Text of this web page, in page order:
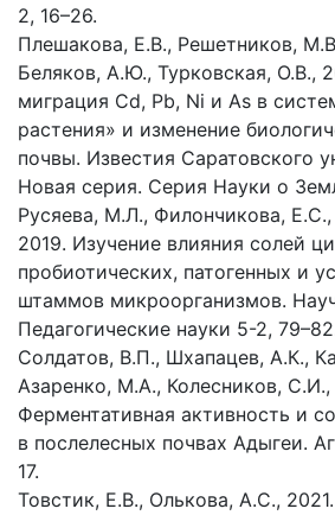
2, 16–26.
Плешакова, Е.В., Решетников,
Беляков, А.Ю., Турковская, О.В.,
миграция Cd, Pb, Ni и As в
растения» и изменение
почвы. Известия Саратовского
Новая серия. Серия Науки о
Русяева, М.Л., Филончикова,
2019. Изучение влияния солей
пробиотических, патогенных и
штаммов микроорганизмов.
Педагогические науки 5-2,
Солдатов, В.П., Шхапацев, А.К.,
Азаренко, М.А., Колесников,
Ферментативная активность и
в послелесных почвах Адыгеи.
17.
Товстик, Е.В., Олькова, А.С.,